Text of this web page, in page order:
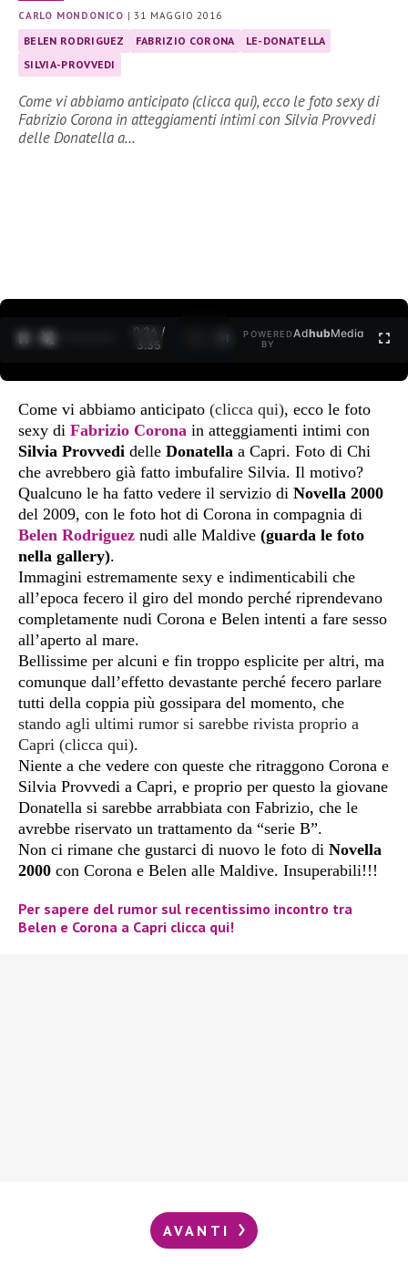
CARLO MONDONICO |31 MAGGIO 2016
BELEN RODRIGUEZ FABRIZIO CORONA
LE-DONATELLA
SILVIA-PROVVEDI
Come vi abbiamo anticipato (clicca qui), ecco le foto sexy di
Fabrizio Corona in atteggiamenti intimi con Silvia Provvedi
delle Donatella a…
0:27 /
3:35
POWERED
BY
AdhubMedia
Come vi abbiamo anticipato (clicca qui), ecco le foto
sexy di Fabrizio Corona in atteggiamenti intimi con
Silvia Provvedi delle Donatella a Capri. Foto di Chi
che avrebbero già fatto imbufalire Silvia. Il motivo?
Qualcuno le ha fatto vedere il servizio di Novella 2000
del 2009, con le foto hot di Corona in compagnia di
Belen Rodriguez nudi alle Maldive (guarda le foto
nella gallery).
Immagini estremamente sexy e indimenticabili che
all’epoca fecero il giro del mondo perché riprendevano
completamente nudi Corona e Belen intenti a fare sesso
all’aperto al mare.
Bellissime per alcuni e fin troppo esplicite per altri, ma
comunque dall’effetto devastante perché fecero parlare
tutti della coppia più gossipara del momento, che
stando agli ultimi rumor si sarebbe rivista proprio a
Capri (clicca qui).
Niente a che vedere con queste che ritraggono Corona e
Silvia Provvedi a Capri, e proprio per questo la giovane
Donatella si sarebbe arrabbiata con Fabrizio, che le
avrebbe riservato un trattamento da “serie B”.
Non ci rimane che gustarci di nuovo le foto di Novella
2000 con Corona e Belen alle Maldive. Insuperabili!!!
Per sapere del rumor sul recentissimo incontro tra
Belen e Corona a Capri clicca qui!
AVANTI